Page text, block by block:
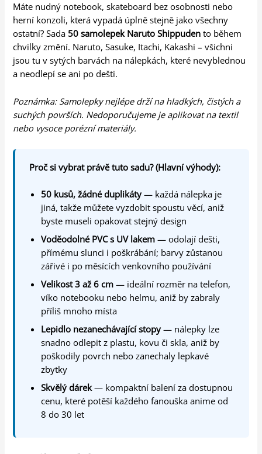
Máte nudný notebook, skateboard bez osobnosti nebo
herní konzoli, která vypadá úplně stejně jako všechny
ostatní? Sada 50 samolepek Naruto Shippuden to během
chvilky změní. Naruto, Sasuke, Itachi, Kakashi – všichni
jsou tu v sytých barvách na nálepkách, které nevyblednou
a neodlepí se ani po dešti.
Poznámka: Samolepky nejlépe drží na hladkých, čistých a
suchých površích. Nedoporučujeme je aplikovat na textil
nebo vysoce porézní materiály.
Proč si vybrat právě tuto sadu? (Hlavní výhody):
50 kusů, žádné duplikáty — každá nálepka je
jiná, takže můžete vyzdobit spoustu věcí, aniž
byste museli opakovat stejný design
Voděodolné PVC s UV lakem — odolají dešti,
přímému slunci i poškrábání; barvy zůstanou
zářivé i po měsících venkovního používání
Velikost 3 až 6 cm — ideální rozměr na telefon,
víko notebooku nebo helmu, aniž by zabraly
příliš mnoho místa
Lepidlo nezanechávající stopy — nálepky lze
snadno odlepit z plastu, kovu či skla, aniž by
poškodily povrch nebo zanechaly lepkavé
zbytky
Skvělý dárek— kompaktní balení za dostupnou
cenu, které potěší každého fanouška anime od
8 do 30 let